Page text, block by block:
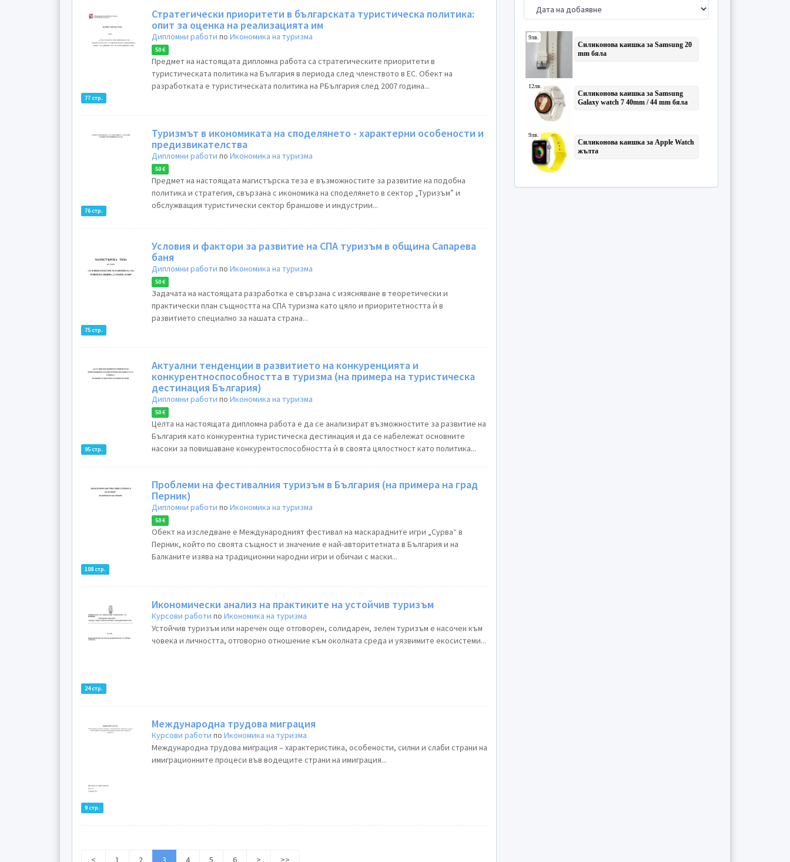
77 стр.
Стратегически приоритети в българската туристическа политика:
опит за оценка на реализацията им
Дипломни работи поИкономика на туризма
50 €
Предмет на настоящата дипломна работа са стратегическите приоритети в
туристическата политика на България в периода след членството в ЕС. Обект на
разработката е туристическата политика на РБългария след 2007 година...
76 стр.
Туризмът в икономиката на споделянето - характерни особености и
предизвикателства
Дипломни работи поИкономика на туризма
50 €
Предмет на настоящата магистърска теза е възможностите за развитие на подобна
политика и стратегия, свързана с икономика на споделянето в сектор „Туризъм” и
обслужващия туристически сектор браншове и индустрии...
75 стр.
Условия и фактори за развитие на СПА туризъм в община Сaпарева
баня
Дипломни работи поИкономика на туризма
50 €
Задачата на настоящата разработка е свързана с изясняване в теоретически и
практически план същността на СПА туризма като цяло и приоритетността ѝ в
развитието специално за нашата страна...
95 стр.
Актуални тенденции в развитието на конкуренцията и
конкурентноспособността в туризма (на примера на туристическа
дестинация България)
Дипломни работи поИкономика на туризма
50 €
Целта на настоящата дипломна работа е да се анализират възможностите за развитие на
България като конкурентна туристическа дестинация и да се набележат основните
насоки за повишаване конкурентоспособността ѝ в своята цялостност като политика...
108 стр.
Проблеми на фестивалния туризъм в България (на примера на град
Перник)
Дипломни работи поИкономика на туризма
50 €
Обект на изследване е Международният фестивал на маскарадните игри „Сурва“ в
Перник, който по своята същност и значение е най-авторитетната в България и на
Балканите изява на традиционни народни игри и обичаи с маски...
24 стр.
Икономически анализ на практиките на устойчив туризъм
Курсови работи поИкономика на туризма
Устойчив туризъм или наречен още отговорен, солидарен, зелен туризъм е насочен към
човека и личността, отговорно отношение към околната среда и уязвимите екосистеми...
9 стр.
Международна трудова миграция
Курсови работи поИкономика на туризма
Международна трудова миграция – характеристика, особености, силни и слаби страни на
имиграционните процеси във водещите страни на имиграция...
< 1 2 3 4 5 6 > >>
Упражнения